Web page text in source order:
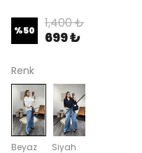
%50 1,400 ₺
699 ₺
Renk
Beyaz Siyah